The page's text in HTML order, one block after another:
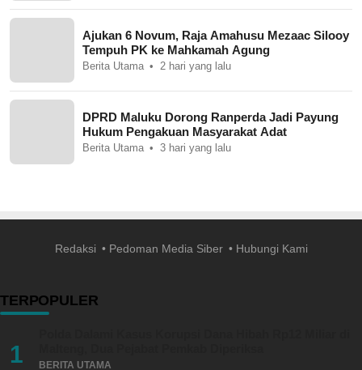
Ajukan 6 Novum, Raja Amahusu Mezaac Silooy
Tempuh PK ke Mahkamah Agung
Berita Utama 2 hari yang lalu
DPRD Maluku Dorong Ranperda Jadi Payung
Hukum Pengakuan Masyarakat Adat
Berita Utama 3 hari yang lalu
Redaksi Pedoman Media Siber Hubungi Kami
TERPOPULER
1 BERITA UTAMA